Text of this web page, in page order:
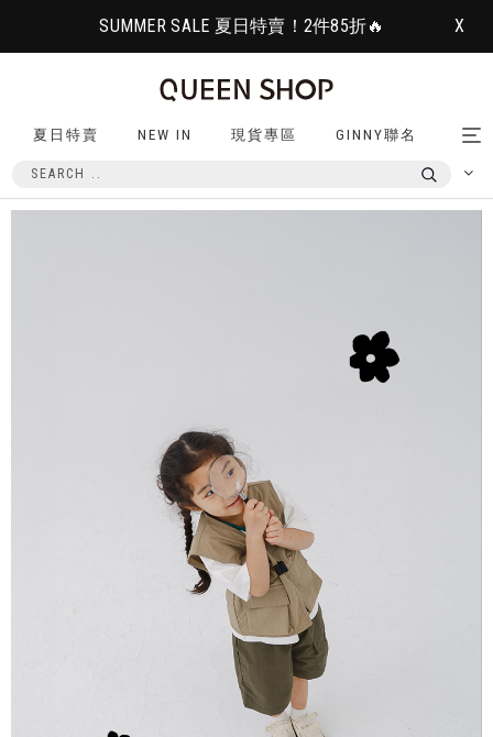
SUMMER SALE 夏日特賣！2件85折🔥 X
夏日特賣 NEW IN 現貨專區 GINNY聯名